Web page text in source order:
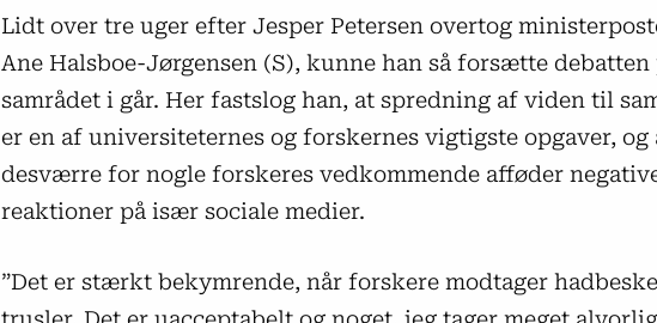
Lidt over tre uger efter Jesper Petersen overtog
Ane Halsboe-Jørgensen (S), kunne han så forsætte debatten
samrådet i går. Her fastslog han, at spredning af viden til
er en af universiteternes og forskernes vigtigste opgaver, og
desværre for nogle forskeres vedkommende afføder
reaktioner på især sociale medier.
”Det er stærkt bekymrende, når forskere modtager